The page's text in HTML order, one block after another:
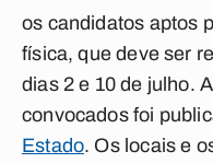
os candidatos aptos
física, que deve ser
dias 2 e 10 de julho.
convocados foi
Estado. Os locais e